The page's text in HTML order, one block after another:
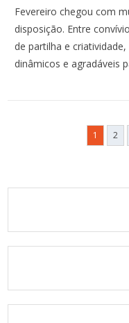
Fevereiro chegou com
disposição. Entre
de partilha e
dinâmicos e agradáveis
1 2